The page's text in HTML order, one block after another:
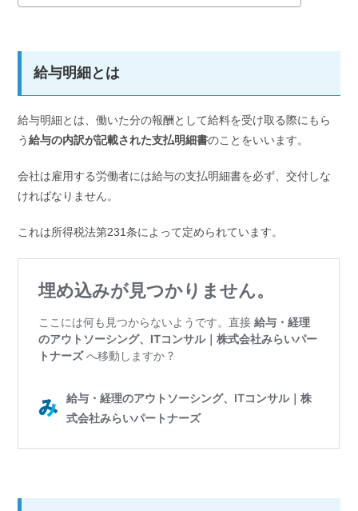
給与明細とは
給与明細とは、働いた分の報酬として給料を受け取る際にもら
う給与の内訳が記載された支払明細書のことをいいます。
会社は雇用する労働者には給与の支払明細書を必ず、交付しな
ければなりません。
これは所得税法第231条によって定められています。